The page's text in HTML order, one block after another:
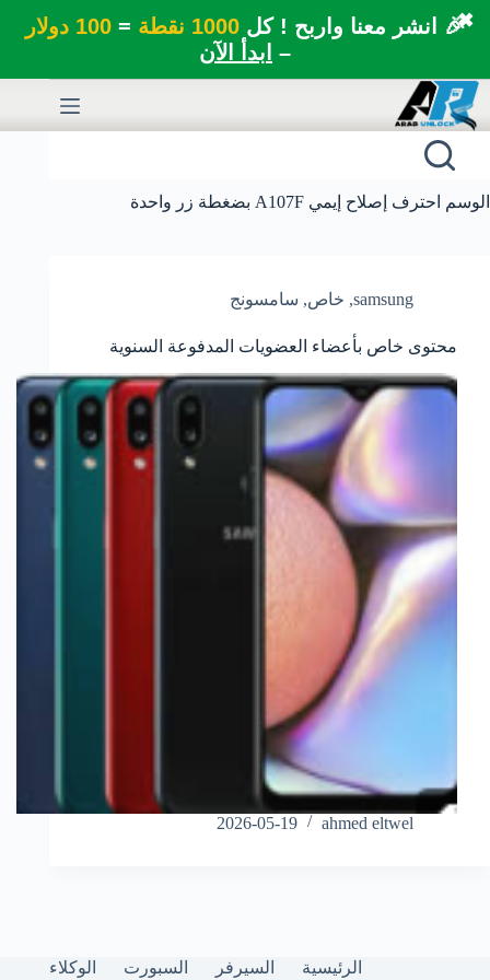
🎉 انشر معنا واربح ! كل1000 نقطة =100 دولار
– ابدأ الآن
✖
التجاوز
إلى
المحتوى
الوسم احترف إصلاح إيمي A107F بضغطة زر واحدة
samsung
, خاص, سامسونج
محتوى خاص بأعضاء العضويات المدفوعة السنوية
ahmed eltwel
2026-05-19
الرئيسية السيرفر السبورت الوكلاء